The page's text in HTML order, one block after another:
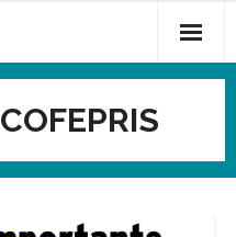
COFEPRIS